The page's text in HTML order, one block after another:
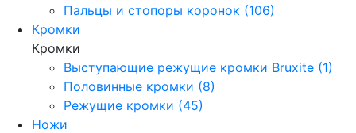
Пальцы и стопоры коронок (106)
Кромки
Кромки
Выступающие режущие кромки Bruxite (1)
Половинные кромки (8)
Режущие кромки (45)
Ножи